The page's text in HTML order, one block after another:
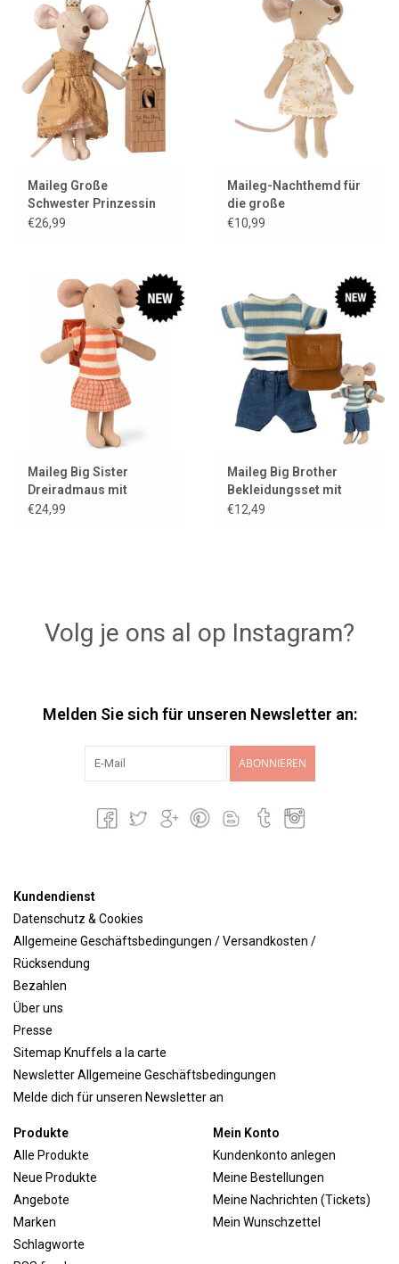
Maileg Große
Schwester Prinzessin
Maus mit Schloss
€26,99
Maileg-Nachthemd für
die große
Schwestermaus
€10,99
Maileg Big Sister
Dreiradmaus mit
Tasche / Koralle
€24,99
Maileg Big Brother
Bekleidungsset mit
brauner Tasche
€12,49
Volg je ons al op Instagram?
Melden Sie sich für unseren Newsletter an:
ABONNIEREN
Kundendienst
Datenschutz & Cookies
Allgemeine Geschäftsbedingungen / Versandkosten /
Rücksendung
Bezahlen
Über uns
Presse
Sitemap Knuffels a la carte
Newsletter Allgemeine Geschäftsbedingungen
Melde dich für unseren Newsletter an
Produkte
Alle Produkte
Neue Produkte
Angebote
Marken
Schlagworte
Mein Konto
Kundenkonto anlegen
Meine Bestellungen
Meine Nachrichten (Tickets)
Mein Wunschzettel